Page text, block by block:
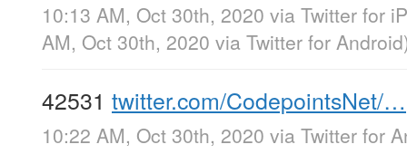
10:13 AM, Oct 30th, 2020 via Twitter for
AM, Oct 30th, 2020 via Twitter for Android
42531 twitter.com/CodepointsNet/…
10:22 AM, Oct 30th, 2020 via Twitter for